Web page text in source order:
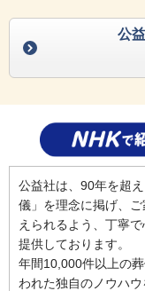
公
公益社は、90年を超
儀」を理念に掲げ、
えられるよう、丁寧
提供しております。
年間10,000件以上の
われた独自のノウハ